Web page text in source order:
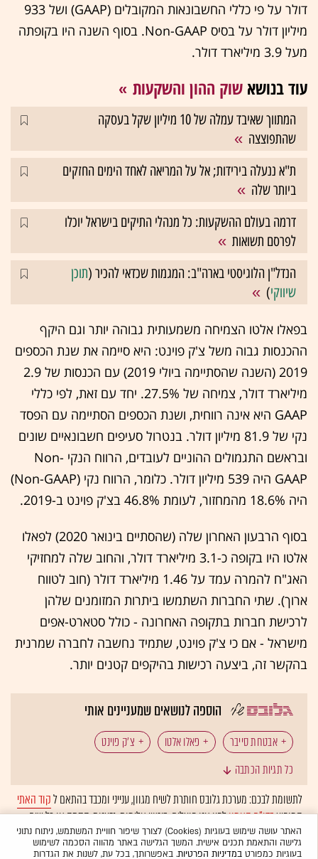
דולר על פי כללי החשבונאות המקובלים (GAAP) ושל 933
מיליון דולר על בסיס Non-GAAP. בסוף השנה היו בקופתה
מעל 3.9 מיליארד דולר.
עוד בנושא שוק ההון והשקעות
המתווך שאיבד עמלה של 10 מיליון שקל בעסקה
שהתפוצצה
ת"א ננעלה בירידות; אל על המריאה לאחד הימים החזקים
ביותר שלה
דרמה בעולם ההשקעות: כל מנהלי התיקים בישראל יוכלו
לפרסם תשואות
הנדל"ן הלוגיסטי בארה"ב: המגמות שכדאי להכיר (תוכן
שיווקי)
בפאלו אלטו הצמיחה משמעותית גבוהה יותר וגם היקף
ההכנסות גבוה משל צ'ק פוינט: היא סיימה את שנת הכספים
2019 (השנה שהסתיימה ביולי 2019) עם הכנסות של 2.9
מיליארד דולר, צמיחה של 27.5%. יחד עם זאת, לפי כללי
GAAP היא אינה רווחית, ושנת הכספים הסתיימה עם הפסד
נקי של 81.9 מיליון דולר. בנטרול סעיפים חשבונאיים שונים
ובראשם התגמולים ההוניים לעובדים, הרווח הנקי Non-
GAAP היה 539 מיליון דולר. כלומר, הרווח נקי (Non-GAAP)
היה 18.6% מהמחזור, לעומת 46.8% בצ'ק פוינט ב-2019.
בסוף הרבעון האחרון שלה (שהסתיים בינואר 2020) לפאלו
אלטו היו בקופה כ-3.1 מיליארד דולר, והחוב שלה למחזיקי
האג"ח להמרה עמד על 1.46 מיליארד דולר (חוב לטווח
ארוך). שתי החברות השתמשו ביתרות המזומנים שלהן
לרכישת חברות בתקופה האחרונה - כולל סטארט-אפים
מישראל - אם כי צ'ק פוינט, שתמיד נחשבה לחברה שמרנית
בהקשר זה, ביצעה רכישות בהיקפים קטנים יותר.
הוספה לנושאים שמעניינים אותי
אבטחת סייבר פאלו אלטו צ'ק פוינט
כל תגיות הכתבה
לתשומת לבכם: מערכת גלובס חותרת לשיח מגוון, ענייני ומכבד בהתאם לקוד האתי
המופיעבדו"ח האמוןלפיו אנו פועלים. ביטויי אלימות, גזענות, הסתה או כל שיח
בלתי הולם אחר מסוננים בצורהאוטומטיתולא יפורסמו באתר.
האתר עושה שימוש בעוגיות (Cookies) לצורך שיפור חוויית המשתמש, ניתוח נתוני
גלישה והתאמת תכנים אישית. המשך הגלישה באתר מהווה הסכמה לשימוש
בעוגיות כמפורטבמדיניות הפרטיות. באפשרותך, בכל עת, לשנות את הגדרות